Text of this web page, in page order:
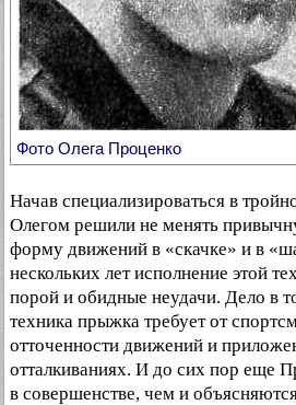
Фото Олега Проценко
Начав специализироваться в
Олегом решили не менять
форму движений в «скачке» и в
нескольких лет исполнение этой
порой и обидные неудачи. Дело в
техника прыжка требует от
отточенности движений и
отталкиваниях. И до сих пор еще
в совершенстве, чем и